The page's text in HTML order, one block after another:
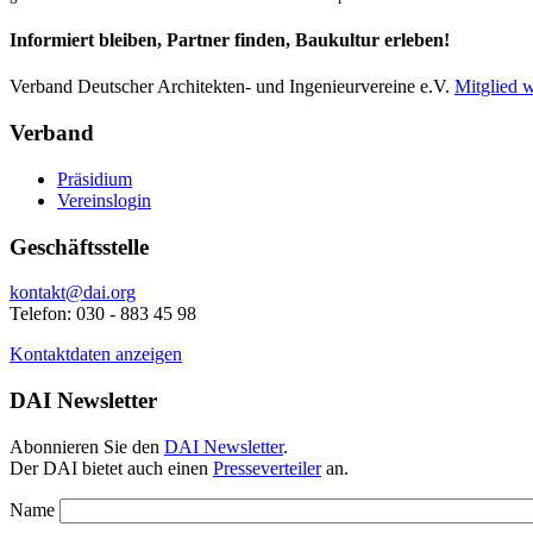
Informiert bleiben, Partner finden, Baukultur erleben!
Verband Deutscher Architekten- und Ingenieurvereine e.V. Mitglied
Verband
Präsidium
Vereinslogin
Geschäftsstelle
kontakt@dai.org
Telefon: 030 - 883 45 98
Kontaktdaten anzeigen
DAI Newsletter
Abonnieren Sie den DAI Newsletter.
Der DAI bietet auch einen Presseverteileran.
Name